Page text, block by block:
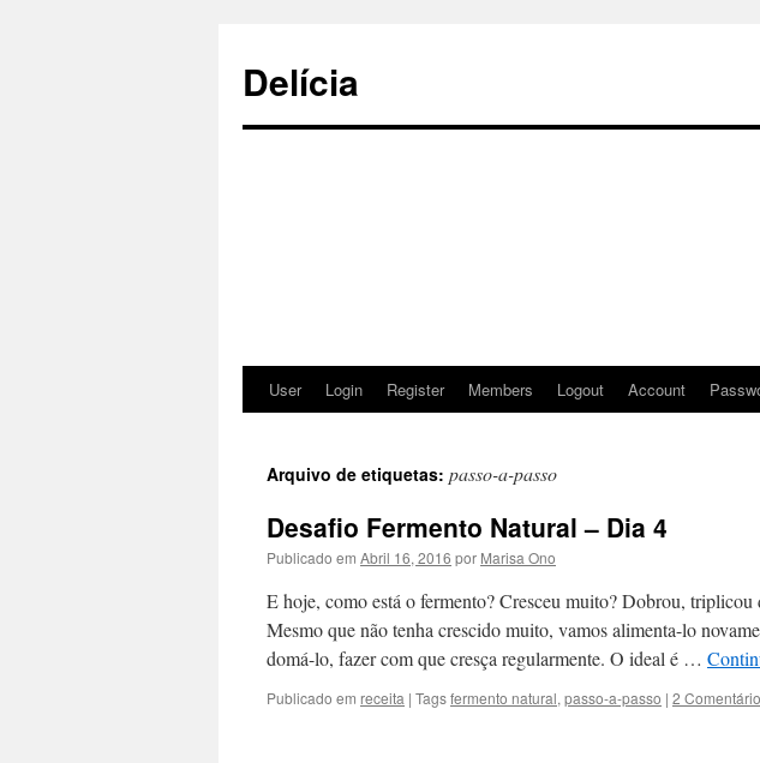
Delícia
Saltar
conteúdo
User Login Register Members Logout Account
Arquivo de etiquetas: passo-a-passo
Desafio Fermento Natural – Dia 4
Publicado em Abril 16, 2016 por Marisa Ono
E hoje, como está o fermento? Cresceu muito? Dobrou, triplicou
Mesmo que não tenha crescido muito, vamos alimenta-lo
domá-lo, fazer com que cresça regularmente. O ideal é …
Publicado em receita | Tagsfermento natural, passo-a-passo | 2